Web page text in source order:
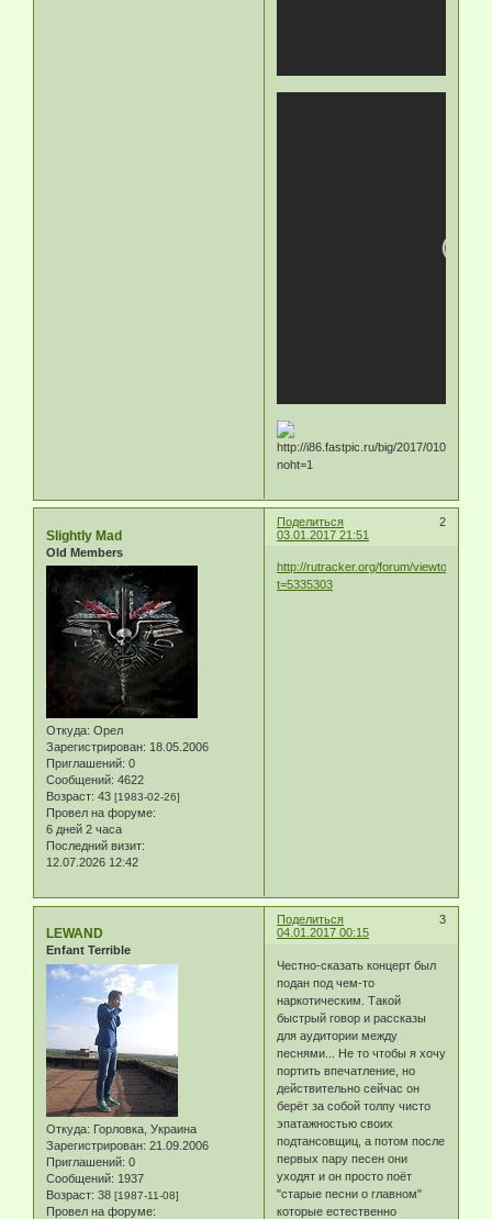
Поделиться
2
03.01.2017 21:51
Slightly Mad
Old Members
Откуда: Орел
Зарегистрирован: 18.05.2006
Приглашений: 0
Сообщений: 4622
Возраст: 43 [1983-02-26]
Провел на форуме:
6 дней 2 часа
Последний визит:
12.07.2026 12:42
http://rutracker.org/forum/viewtopic.php?
t=5335303
Поделиться
3
04.01.2017 00:15
LEWAND
Enfant Terrible
Откуда: Горловка, Украина
Зарегистрирован: 21.09.2006
Приглашений: 0
Сообщений: 1937
Возраст: 38 [1987-11-08]
Провел на форуме:
Честно-сказать концерт был
подан под чем-то
наркотическим. Такой
быстрый говор и рассказы
для аудитории между
песнями... Не то чтобы я хочу
портить впечатление, но
действительно сейчас он
берёт за собой толпу чисто
эпатажностью своих
подтансовщиц, а потом после
первых пару песен они
уходят и он просто поёт
"старые песни о главном"
которые естественно